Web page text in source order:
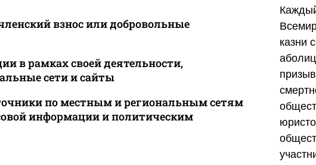
взнос или добровольные
в рамках своей деятельности,
сети и сайты
по местным и региональным сетям
информации и политическим
казни